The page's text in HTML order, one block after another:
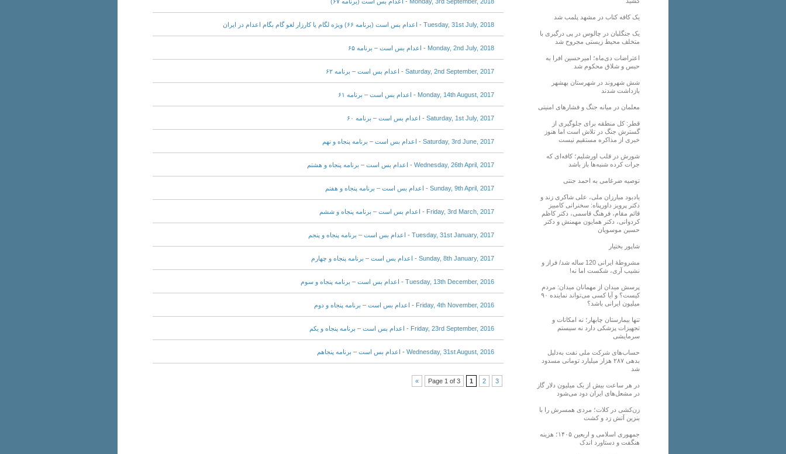
Tuesday, 31st July, 2018 - اعدام بس است (برنامه ۶۶) ویژه لگام یا کارزار لغو گام بگام اعدام در ایران
Monday, 2nd July, 2018 - اعدام بس است – برنامه ۶۵
Saturday, 2nd September, 2017 - اعدام بس است – برنامه ۶۲
Monday, 14th August, 2017 - اعدام بس است – برنامه ۶۱
Saturday, 1st July, 2017 - اعدام بس است – برنامه ۶۰
Saturday, 3rd June, 2017 - اعدام بس است – برنامه پنجاه و نهم
Wednesday, 26th April, 2017 - اعدام بس است – برنامه پنجاه و هشتم
Sunday, 9th April, 2017 - اعدام بس است – برنامه پنجاه و هفتم
Friday, 3rd March, 2017 - اعدام بس است – برنامه پنجاه و ششم
Tuesday, 31st January, 2017 - اعدام بس است – برنامه پنجاه و پنجم
Sunday, 8th January, 2017 - اعدام بس است – برنامه پنجاه و چهارم
Tuesday, 13th December, 2016 - اعدام بس است – برنامه پنجاه و سوم
Friday, 4th November, 2016 - اعدام بس است – برنامه پنجاه و دوم
Friday, 23rd September, 2016 - اعدام بس است – برنامه پنجاه و یکم
Wednesday, 31st August, 2016 - اعدام بس است – برنامه پنجاهم
Page 1 of 3 1 2 3
»
یک کافه کتاب در مشهد پلمب شد
یک جنگلبان در چالوس در پی درگیری با
متخلف محیط زیستی مجروح شد
اعتراضات دی‌ماه؛ امیرحسین افرا به
حبس و شلاق محکوم شد
شش شهروند در شهرستان بهشهر
بازداشت شدند
معلمان در میانه جنگ و فشارهای امنیتی
قطر: کل منطقه برای جلوگیری از
گسترش جنگ در تلاش است اما هنوز
خبری از مذاکره مستقیم نیست
شورش در قلب اورشلیم؛ کافه‌ای که
جرات کرده شنبه‌ها باز باشد
توصیه ضرغامی به احمد جنتی
یادبود مبارزان ملی، علی شاکری زند و
دکتر پرویز داورپناه: سخنرانی کامبیز
قائم مقام، فرهنگ قاسمی، دکتر کاظم
کردوانی، دکتر همایون مهمنش و دکتر
حسین موسویان
شاپور بختیار
مشروطۀ ایرانی 120 ساله شد/ فراز و
نشیب آری، شکست اما نه!
پرسش میدان از مهمانان میدان: مردم
کیست؟ و آیا کسی می‌تواند نماینده ۹۰
میلیون ایرانی باشد؟
تنها بیمارستان چابهار؛ نه امکانات و
تجهیزات پزشکی دارد نه سیستم
سرمایشی
حساب‌های شرکت ملی نفت به‌دلیل
بدهی ۲۸۷ هزار میلیارد تومانی مسدود
شد
در هر ساعت بیش از یک میلیون دلار گاز
در مشعل‌های ایران دود می‌شود
زن‌کشی در کلات؛ مردی همسرش را با
بنزین آتش زد و کشت
جمهوری اسلامی و اربعین ۱۴۰۵؛ هزینه
هنگفت و دستاورد اندک